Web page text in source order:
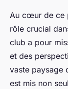
Au cœur de ce
rôle crucial
club a pour
et des
vaste paysage
est mis non